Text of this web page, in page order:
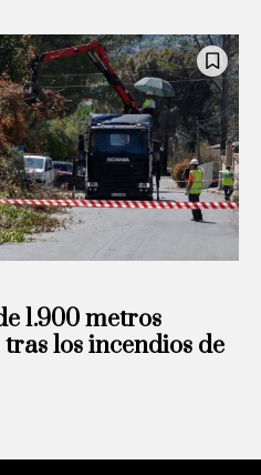
1.900 metros
los incendios de